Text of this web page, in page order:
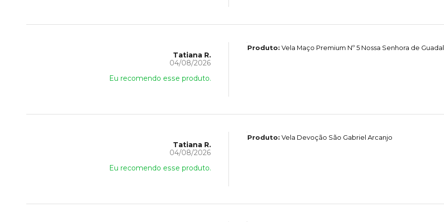
Tatiana R.
04/08/2026
Eu recomendo esse produto.
Produto: Vela Maço Premium Nº 5 Nossa Senhora de
Tatiana R.
04/08/2026
Eu recomendo esse produto.
Produto: Vela Devoção São Gabriel Arcanjo